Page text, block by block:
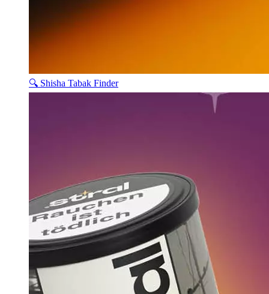
🔍 Shisha Tabak Finder